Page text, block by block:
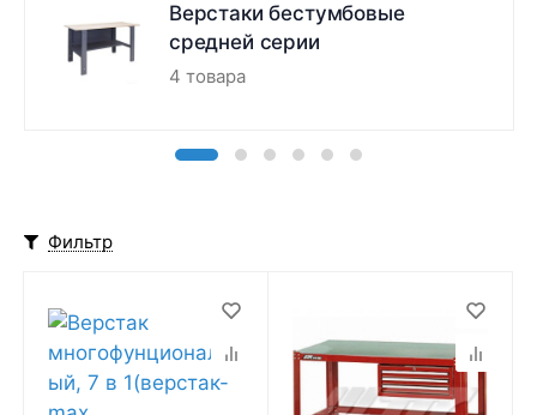
Верстаки бестумбовые
средней серии
4 товара
Фильтр